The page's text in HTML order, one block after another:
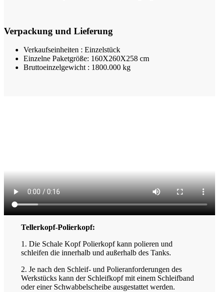
Verpackung und Lieferung
Verkaufseinheiten : Einzelstück
Einzelne Paketgröße: 160X260X258 cm
Bruttoeinzelgewicht : 1800.000 kg
Tellerkopf-Polierkopf:
1. Die Schale Kopf Polierkopf kann polieren und
schleifen die innerhalb und außerhalb des Tanks.
2. Je nach den Schleif- und Polieranforderungen des
Werkstücks kann der Schleifkopf mit einem Schleifband
oder einer Schwabbelscheibe ausgestattet werden.